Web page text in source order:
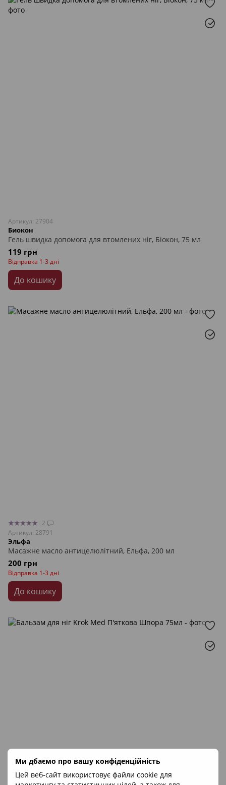
Ми дбаємо про вашу конфіденційність
Цей веб-сайт використовує файли cookie для
Артикул: 27904
Биокон
Гель швидка допомога для втомлених ніг, Біокон, 75 мл
119 грн
Відправка 1-3 дні
До кошику
2
Артикул: 28791
Эльфа
Масажне масло антицелюлітний, Ельфа, 200 мл
200 грн
Відправка 1-3 дні
До кошику